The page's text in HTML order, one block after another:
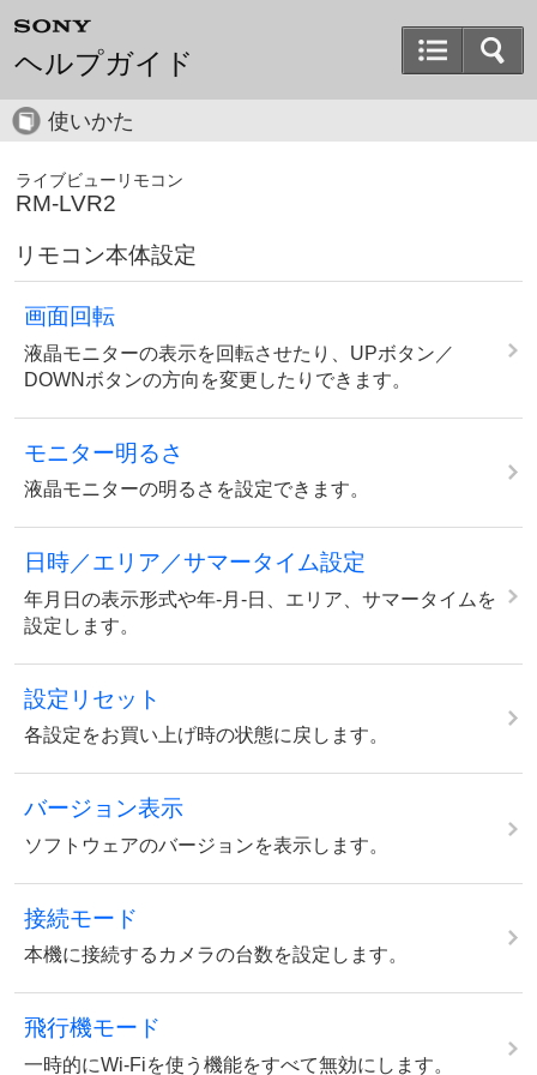
ヘルプガイド
使いかた
ライブビューリモコン
RM-LVR2
リモコン本体設定
画面回転
液晶モニターの表示を回転させたり、UPボタン／
DOWNボタンの方向を変更したりできます。
モニター明るさ
液晶モニターの明るさを設定できます。
日時／エリア／サマータイム設定
年月日の表示形式や年-月-日、エリア、サマータイムを
設定します。
設定リセット
各設定をお買い上げ時の状態に戻します。
バージョン表示
ソフトウェアのバージョンを表示します。
接続モード
本機に接続するカメラの台数を設定します。
飛行機モード
一時的にWi-Fiを使う機能をすべて無効にします。